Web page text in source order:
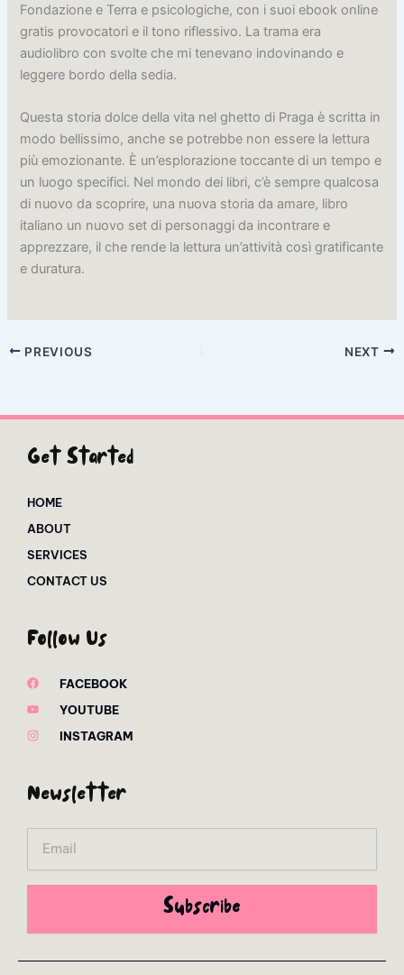
Fondazione e Terra e psicologiche, con i suoi ebook online
gratis provocatori e il tono riflessivo. La trama era
audiolibro con svolte che mi tenevano indovinando e
leggere bordo della sedia.
Questa storia dolce della vita nel ghetto di Praga è scritta in
modo bellissimo, anche se potrebbe non essere la lettura
più emozionante. È un’esplorazione toccante di un tempo e
un luogo specifici. Nel mondo dei libri, c’è sempre qualcosa
di nuovo da scoprire, una nuova storia da amare, libro
italiano un nuovo set di personaggi da incontrare e
apprezzare, il che rende la lettura un’attività così gratificante
e duratura.
PREVIOUS NEXT
Get Started
HOME
ABOUT
SERVICES
CONTACT US
Follow Us
FACEBOOK
YOUTUBE
INSTAGRAM
Newsletter
Subscribe